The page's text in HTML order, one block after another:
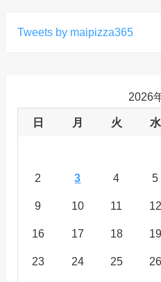
Tweets by maipizza365
2026
日 月 火 水
2 3 4 5
9 10 11 12
16 17 18 19
23 24 25 26